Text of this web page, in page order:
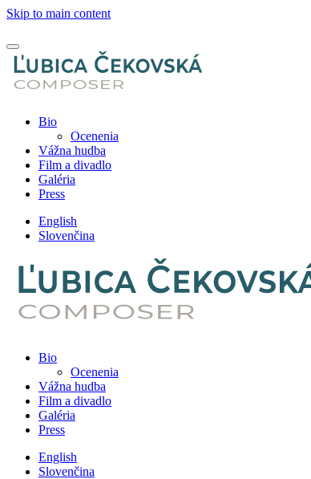
Skip to main content
Bio
Ocenenia
Vážna hudba
Film a divadlo
Galéria
Press
English
Slovenčina
Bio
Ocenenia
Vážna hudba
Film a divadlo
Galéria
Press
English
Slovenčina